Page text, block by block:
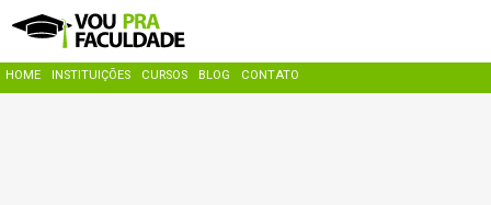
HOME INSTITUIÇÕES CURSOS BLOG CONTATO